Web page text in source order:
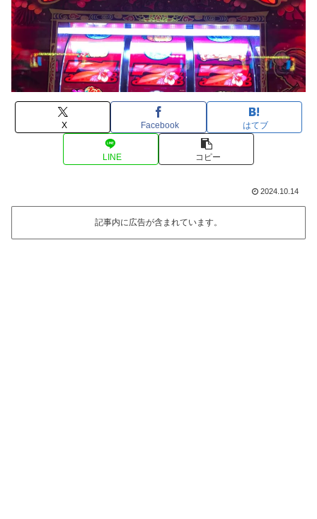
X Facebook はてブ
LINE コピー
2024.10.14
記事内に広告が含まれています。